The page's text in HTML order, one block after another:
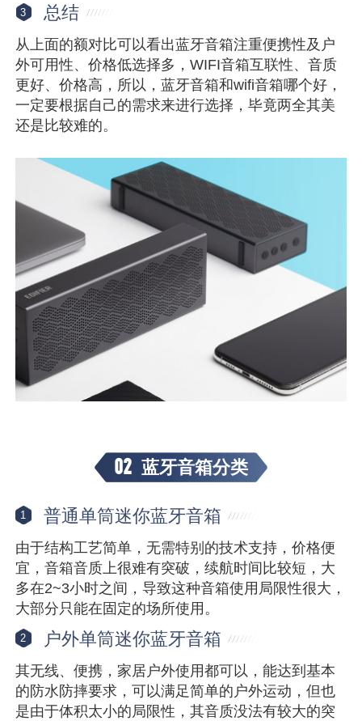
3 总结
从上面的额对比可以看出蓝牙音箱注重便携性及户
外可用性、价格低选择多，WIFI音箱互联性、音质
更好、价格高，所以，蓝牙音箱和wifi音箱哪个好，
一定要根据自己的需求来进行选择，毕竟两全其美
还是比较难的。
02 蓝牙音箱分类
1 普通单筒迷你蓝牙音箱
由于结构工艺简单，无需特别的技术支持，价格便
宜，音箱音质上很难有突破，续航时间比较短，大
多在2~3小时之间，导致这种音箱使用局限性很大，
大部分只能在固定的场所使用。
2 户外单筒迷你蓝牙音箱
其无线、便携，家居户外使用都可以，能达到基本
的防水防摔要求，可以满足简单的户外运动，但也
是由于体积太小的局限性，其音质没法有较大的突